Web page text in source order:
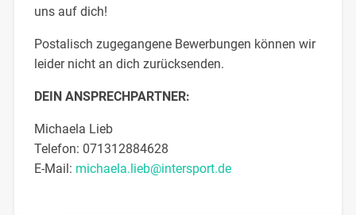
uns auf dich!
Postalisch zugegangene Bewerbungen können wir
leider nicht an dich zurücksenden.
DEIN ANSPRECHPARTNER:
Michaela Lieb
Telefon: 071312884628
E-Mail: michaela.lieb@intersport.de